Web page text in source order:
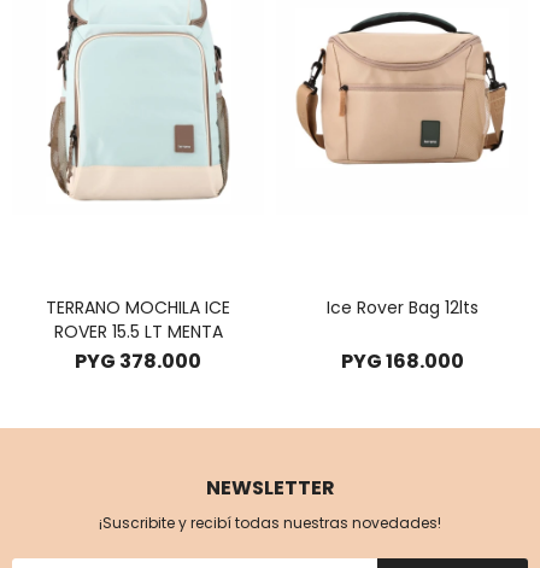
TERRANO MOCHILA ICE
ROVER 15.5 LT MENTA
PYG 378.000
Ice Rover Bag 12lts
PYG168.000
NEWSLETTER
¡Suscribite y recibí todas nuestras novedades!